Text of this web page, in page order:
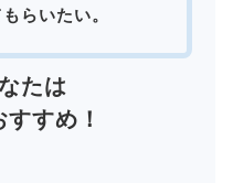
らいたい。
たは
すすめ！